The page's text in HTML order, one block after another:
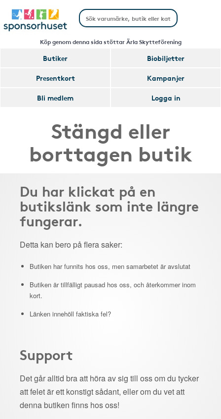
Köp genom denna sida stöttar Ärla Skytteförening
Butiker
Biobiljetter
Presentkort
Kampanjer
Bli medlem
Logga in
Stängd eller
borttagen butik
Du har klickat på en
butikslänk som inte längre
fungerar.
Detta kan bero på flera saker:
Butiken har funnits hos oss, men samarbetet är avslutat
Butiken är tillfälligt pausad hos oss, och återkommer inom
kort.
Länken innehöll faktiska fel?
Support
Det går alltid bra att höra av sig till oss om du tycker
att felet är ett konstigt sådant, eller om du vet att
denna butiken finns hos oss!